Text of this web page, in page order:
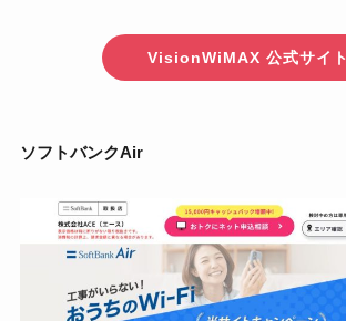
VisionWiMAX 公式サイト
ソフトバンクAir